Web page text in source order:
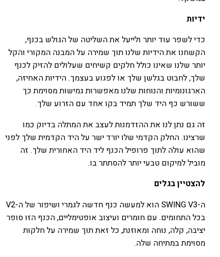
ידיות
כדי לשפר עוד יותר ולייעל את השליטה של הגולש בכנף,
הקשחנו את הידיות שלנו תוך שמירה על המבנה המקורי והקל
יותר שלנו שאינו כולל חלקים קשיחים שעלולים להזיק לכנף
שלך, לחבוט בגלשן שלך או לפגוע בעצמך. הידיות האחיזה,
הארגונומיות והנוחות שלנו מאפשרות גמישות מסוימת כך
ששורש כף היד שלך תמיד בקו אחד עם הזרוע שלך.
זה גם נתן לנו את ההזדמנות לעצב את המתלה בדיוק כמו
שרצינו. החלק הקדמי שלו יורד ישר על היד הקדמית שלך לפני
שהוא עולה לתוך פרופיל הכנף ליד היד האחורית שלך. זה
מוביל למיקום טבעי יותר להסתתר בו.
להצטיין בגלים
ה-SWING V3 הוא למעשה כנף חדשה לגמרי ושיפור של ה-V2
בכל התחומים. עם חומרים ועיצוב אופטימליים, הכנף הזו סופר
יציבה, קלה, נוחה ומאוזנת, כל זאת תוך שמירה על חלקות
מסוימת במתיחה שלה.